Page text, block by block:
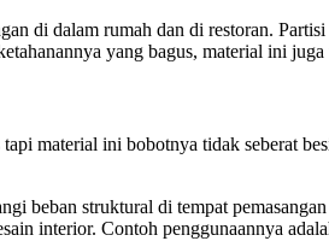
di dalam rumah dan di restoran.
yang bagus, material ini
material ini bobotnya tidak seberat
beban struktural di tempat
interior. Contoh penggunaannya